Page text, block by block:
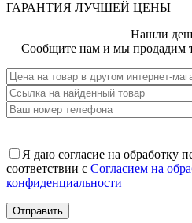
ГАРАНТИЯ ЛУЧШЕЙ ЦЕНЫ
Нашли
Сообщите нам и мы продадим
Я даю согласие на обработку
соответствии с Согласием на
конфиденциальности